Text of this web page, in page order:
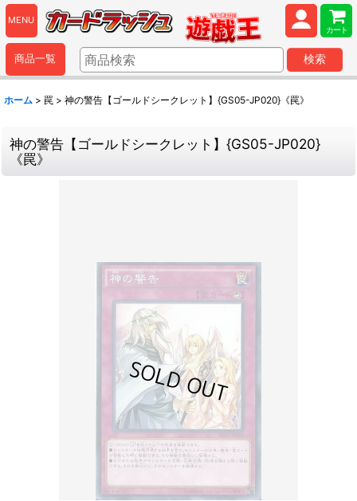
MENU
カート
商品一覧 検索
ホーム > 罠 > 神の警告【ゴールドシークレット】{GS05-JP020}《罠》
神の警告【ゴールドシークレット】{GS05-JP020}
《罠》